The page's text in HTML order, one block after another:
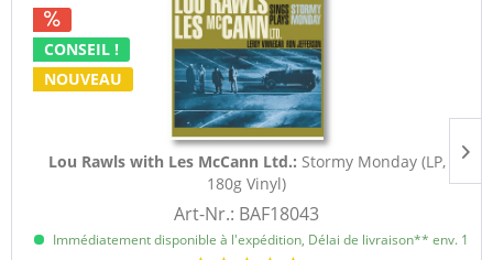
CONSEIL !
NOUVEAU
Lou Rawls with Les McCann Ltd.: Stormy Monday (LP,
180g Vinyl)
Art-Nr.: BAF18043
Immédiatement disponible à l'expédition, Délai de livraison** env. 1 à